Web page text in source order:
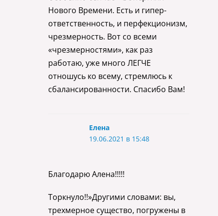
Нового Времени. Есть и гипер-
ответственность, и перфекционизм,
чрезмерность. Вот со всеми
«чрезмерностями», как раз
работаю, уже много ЛЕГЧЕ
отношусь ко всему, стремлюсь к
сбалансированности. Спасибо Вам!
Елена
19.06.2021 в 15:48
Благодарю Алена!!!!!
Торкнуло!!»Другими словами: вы,
трехмерное существо, погружены в